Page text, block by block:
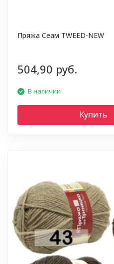
Пряжа Сеам TWEED-NEW
504,90 руб.
В наличии
Купить